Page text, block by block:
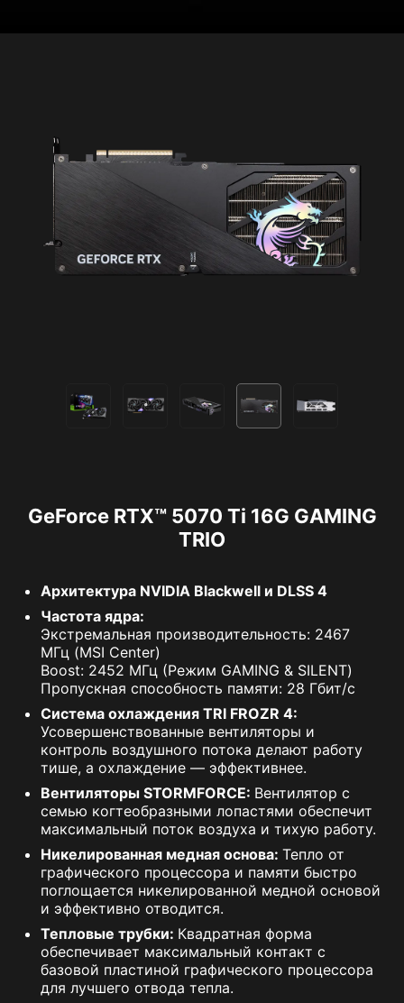
GeForce RTX™ 5070 Ti 16G GAMING
TRIO
Архитектура NVIDIA Blackwell и DLSS 4
Частота ядра:
Экстремальная производительность: 2467
МГц (MSI Center)
Boost: 2452 МГц (Режим GAMING & SILENT)
Пропускная способность памяти: 28 Гбит/с
Система охлаждения TRI FROZR 4:
Усовершенствованные вентиляторы и
контроль воздушного потока делают работу
тише, а охлаждение — эффективнее.
Вентиляторы STORMFORCE: Вентилятор с
семью когтеобразными лопастями обеспечит
максимальный поток воздуха и тихую работу.
Никелированная медная основа: Тепло от
графического процессора и памяти быстро
поглощается никелированной медной основой
и эффективно отводится.
Тепловые трубки: Квадратная форма
обеспечивает максимальный контакт с
базовой пластиной графического процессора
для лучшего отвода тепла.